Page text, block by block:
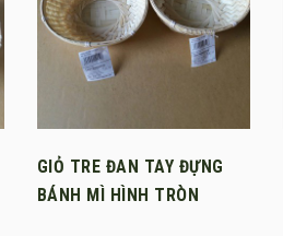
GIỎ TRE ĐAN TAY ĐỰNG
BÁNH MÌ HÌNH TRÒN